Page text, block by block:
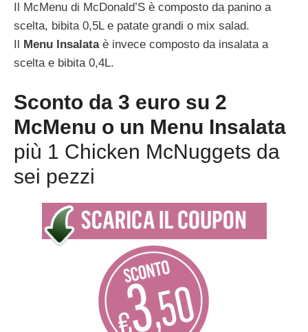
Il McMenu di McDonald’S è composto da panino a
scelta, bibita 0,5L e patate grandi o mix salad.
Il Menu Insalataè invece composto da insalata a
scelta e bibita 0,4L.
Sconto da 3 euro su 2
McMenu o un Menu Insalata
più 1 Chicken McNuggets da
sei pezzi